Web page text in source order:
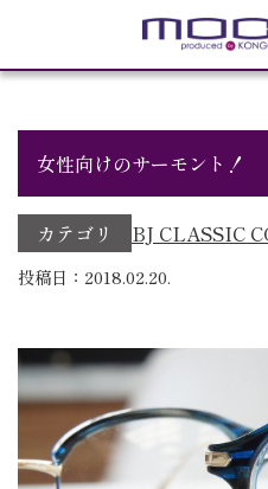
女性向けのサーモント！
カテゴリ BJ CLASSIC
投稿日：2018.02.20.